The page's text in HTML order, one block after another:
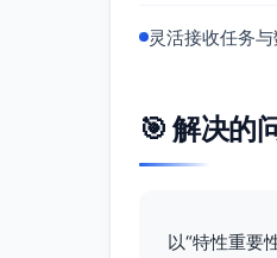
截断
使用
对转
通过
灵活接收任务
🎯 解决的
以“特性重要